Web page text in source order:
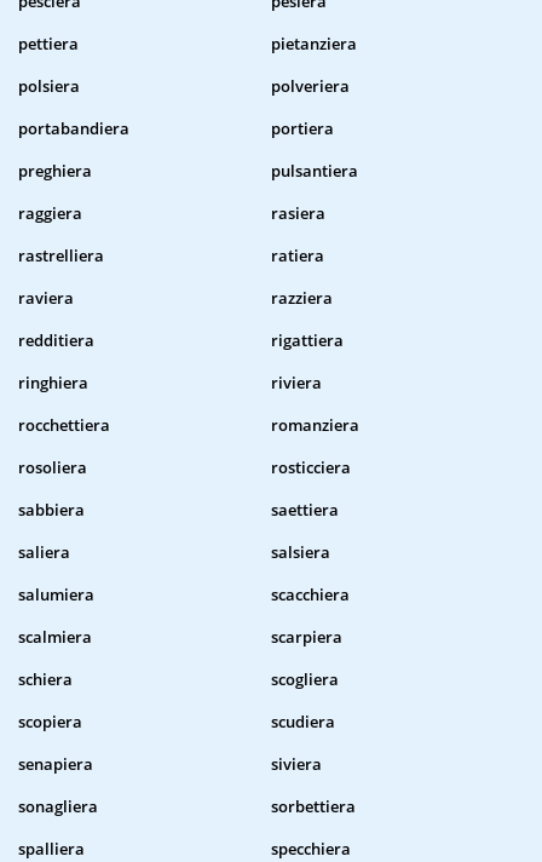
pettiera
pietanziera
polsiera
polveriera
portabandiera
portiera
preghiera
pulsantiera
raggiera
rasiera
rastrelliera
ratiera
raviera
razziera
redditiera
rigattiera
ringhiera
riviera
rocchettiera
romanziera
rosoliera
rosticciera
sabbiera
saettiera
saliera
salsiera
salumiera
scacchiera
scalmiera
scarpiera
schiera
scogliera
scopiera
scudiera
senapiera
siviera
sonagliera
sorbettiera
spalliera
specchiera